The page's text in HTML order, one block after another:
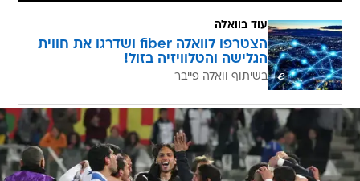
עוד בוואלה
הצטרפו לוואלה fiber ושדרגו את חווית
הגלישה והטלוויזיה בזול!
בשיתוף וואלה פייבר